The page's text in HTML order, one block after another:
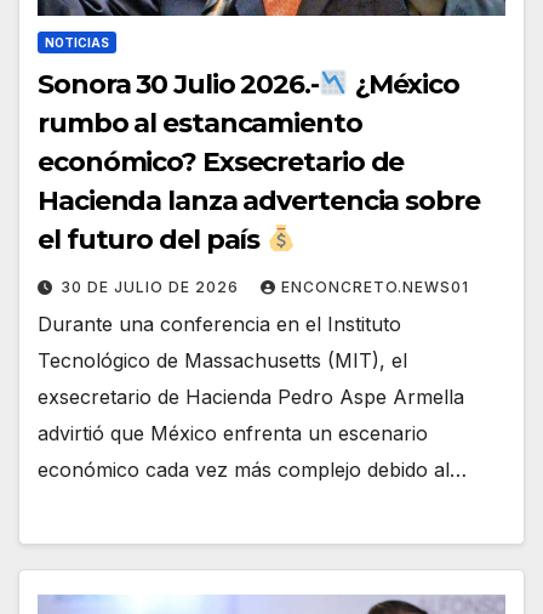
NOTICIAS
Sonora 30 Julio 2026.-
¿México
rumbo al estancamiento
económico? Exsecretario de
Hacienda lanza advertencia sobre
el futuro del país
30 DE JULIO DE 2026 ENCONCRETO.NEWS01
Durante una conferencia en el Instituto
Tecnológico de Massachusetts (MIT), el
exsecretario de Hacienda Pedro Aspe Armella
advirtió que México enfrenta un escenario
económico cada vez más complejo debido al…